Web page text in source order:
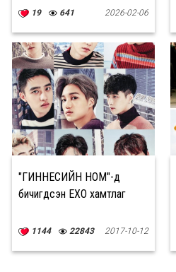
19 641 2026-02-06
"ГИННЕСИЙН НОМ"-д
бичигдсэн EXO хамтлаг
1144 22843 2017-10-12